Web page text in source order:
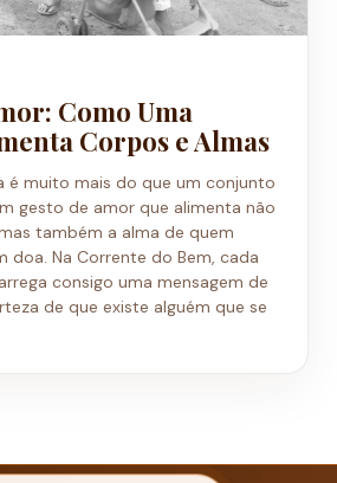
Como Uma
Corpos e Almas
é muito mais do que um conjunto
gesto de amor que alimenta não
também a alma de quem
doa. Na Corrente do Bem, cada
consigo uma mensagem de
de que existe alguém que se